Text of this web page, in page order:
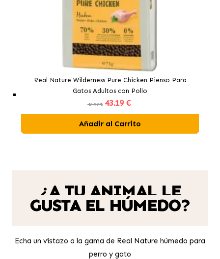
Real Nature Wilderness Pure Chicken Pienso Para
Gatos Adultos con Pollo
47.99 € 43.19 €
Añadir al Carrito
¿A TU ANIMAL LE
GUSTA EL HÚMEDO?
Echa un vistazo a la gama de Real Nature húmedo para
perro y gato